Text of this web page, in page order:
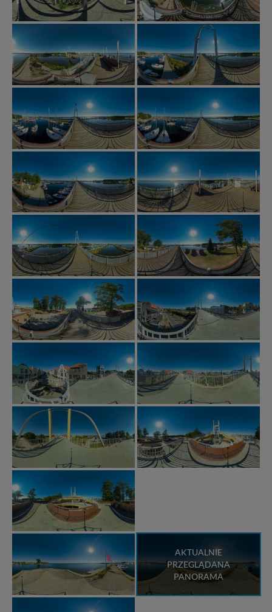
AKTUALNIE
PRZEGLĄDANA
PANORAMA